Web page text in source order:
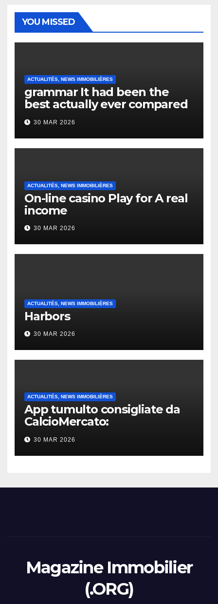
YOU MISSED
ACTUALITÉS, NEWS IMMOBILIÈRES
grammar It had been the
best actually ever compared
to it’s the top actually?
English Vocabulary Learners
Heap Change
30 MAR 2026
ACTUALITÉS, NEWS IMMOBILIÈRES
On-line casino Play for A real
income
30 MAR 2026
ACTUALITÉS, NEWS IMMOBILIÈRES
Harbors
30 MAR 2026
ACTUALITÉS, NEWS IMMOBILIÈRES
App tumulto consigliate da
CalcioMercato:
considerazione di gennaio
2026
30 MAR 2026
Magazine Immobilier
(.ORG)